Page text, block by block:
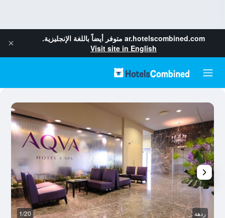
ar.hotelscombined.com متوفر أيضاً باللغة الإنجليزية.
Visit site in English
ردهة 1/20